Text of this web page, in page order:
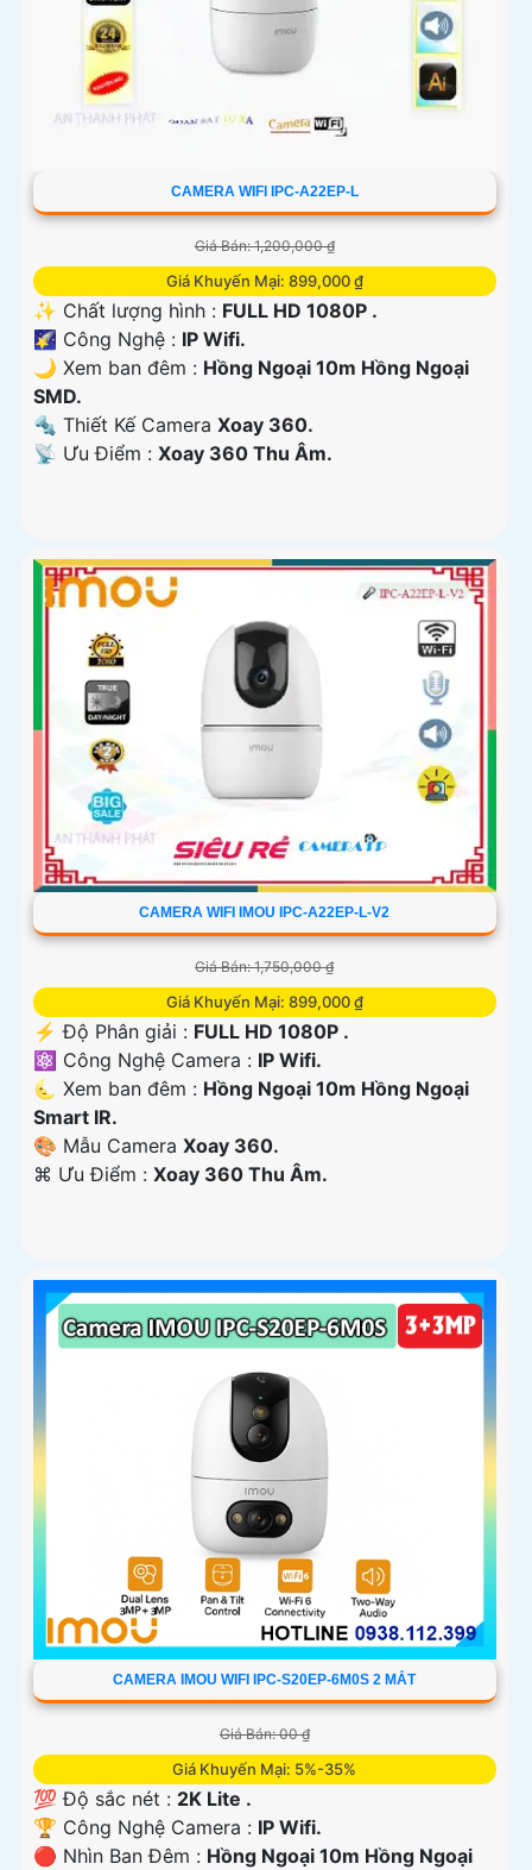
CAMERA WIFI IPC-A22EP-L
Giá Bán: 1,200,000 ₫
Giá Khuyến Mại: 899,000 ₫
✨ Chất lượng hình : FULL HD 1080P .
🌠 Công Nghệ : IP Wifi.
🌙 Xem ban đêm : Hồng Ngoại 10m Hồng Ngoại
SMD.
🔩 Thiết Kế Camera Xoay 360.
️📡 Ưu Điểm : Xoay 360 Thu Âm.
CAMERA WIFI IMOU IPC-A22EP-L-V2
Giá Bán: 1,750,000 ₫
Giá Khuyến Mại: 899,000 ₫
️⚡ Độ Phân giải : FULL HD 1080P .
⚛️ Công Nghệ Camera : IP Wifi.
🌜 Xem ban đêm : Hồng Ngoại 10m Hồng Ngoại
Smart IR.
🎨 Mẫu Camera Xoay 360.
️⌘ Ưu Điểm : Xoay 360 Thu Âm.
CAMERA IMOU WIFI IPC-S20EP-6M0S 2 MẮT
Giá Bán: 00 ₫
Giá Khuyến Mại: 5%-35%
💯 Độ sắc nét : 2K Lite .
🏆 Công Nghệ Camera : IP Wifi.
🔴 Nhìn Ban Đêm : Hồng Ngoại 10m Hồng Ngoại